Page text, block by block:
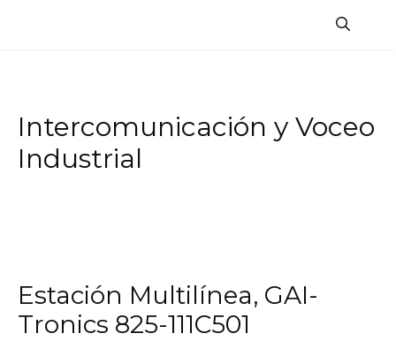
Intercomunicación y Voceo
Industrial
Estación Multilínea, GAI-
Tronics 825-111C501